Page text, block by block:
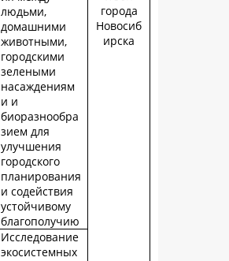
города
Новосиб
ирска
людьми,
домашними
животными,
городскими
зелеными
насаждениям
и и
биоразнообра
зием для
улучшения
городского
планирования
и содействия
устойчивому
благополучию
Исследование
экосистемных